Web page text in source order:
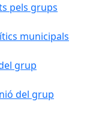
pels grups
municipals
grup
del grup